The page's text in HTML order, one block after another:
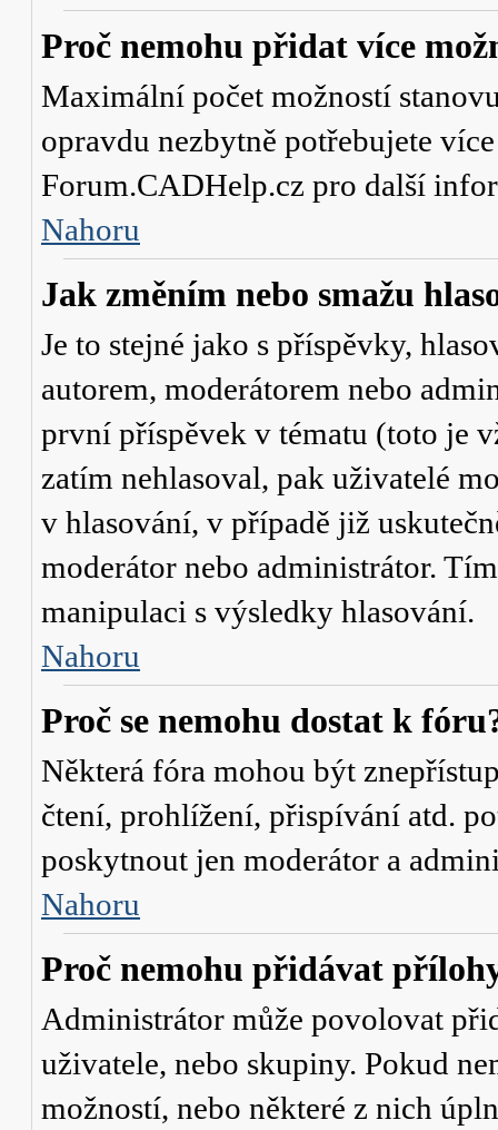
Proč nemohu přidat více
Maximální počet možností
opravdu nezbytně potřebujete
Forum.CADHelp.cz pro další
Nahoru
Jak změním nebo smažu
Je to stejné jako s příspěvky,
autorem, moderátorem nebo
první příspěvek v tématu (toto je
zatím nehlasoval, pak uživatelé
v hlasování, v případě již
moderátor nebo administrátor.
manipulaci s výsledky hlasování.
Nahoru
Proč se nemohu dostat k
Některá fóra mohou být
čtení, prohlížení, přispívání atd.
poskytnout jen moderátor a
Nahoru
Proč nemohu přidávat
Administrátor může povolovat
uživatele, nebo skupiny. Pokud
možností, nebo některé z nich